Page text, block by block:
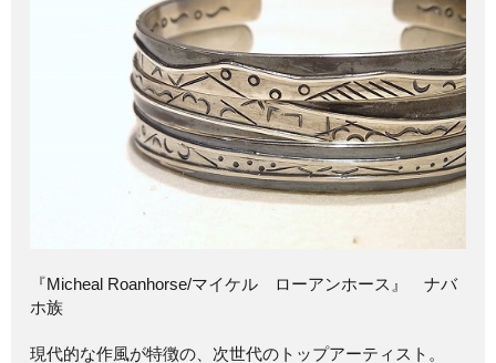
『Micheal Roanhorse/マイケル ローアンホース』 ナバ
ホ族
現代的な作風が特徴の、次世代のトップアーティスト。